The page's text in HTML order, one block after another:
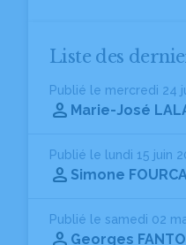
Liste des
Publié le mercredi 24
Marie-José
Publié le lundi 15 juin
Simone
Publié le samedi 02
Georges